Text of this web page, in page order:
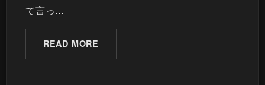
て言っ...
READ MORE